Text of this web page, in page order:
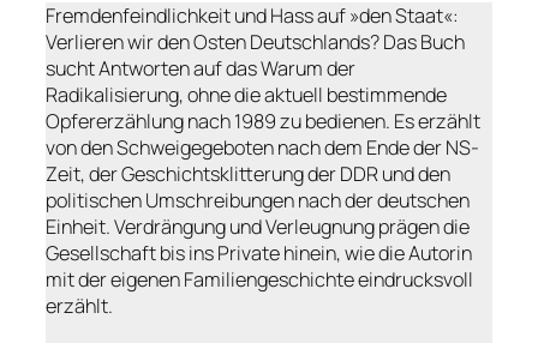
Fremdenfeindlichkeit und Hass auf »den Staat«:
Verlieren wir den Osten Deutschlands? Das Buch
sucht Antworten auf das Warum der
Radikalisierung, ohne die aktuell bestimmende
Opfererzählung nach 1989 zu bedienen. Es erzählt
von den Schweigegeboten nach dem Ende der NS-
Zeit, der Geschichtsklitterung der DDR und den
politischen Umschreibungen nach der deutschen
Einheit. Verdrängung und Verleugnung prägen die
Gesellschaft bis ins Private hinein, wie die Autorin
mit der eigenen Familiengeschichte eindrucksvoll
erzählt.